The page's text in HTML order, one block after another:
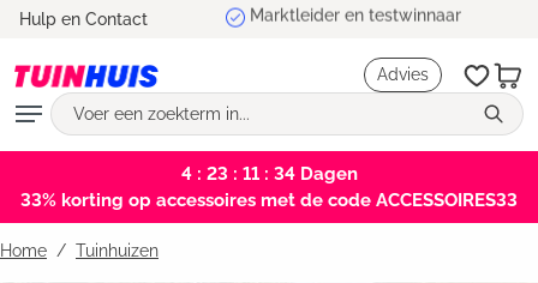
Hulp en Contact Marktleider en testwinnaar
Advies
4 : 23 : 11 : 33Dagen
33% korting op accessoires met de code ACCESSOIRES33
Home Tuinhuizen